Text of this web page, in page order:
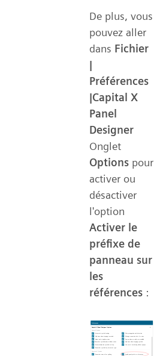
De plus, vous
pouvez aller
dans Fichier
|
Préférences
|Capital X
Panel
Designer
Onglet
Options pour
activer ou
désactiver
l'option
Activer le
préfixe de
panneau sur
les
références :